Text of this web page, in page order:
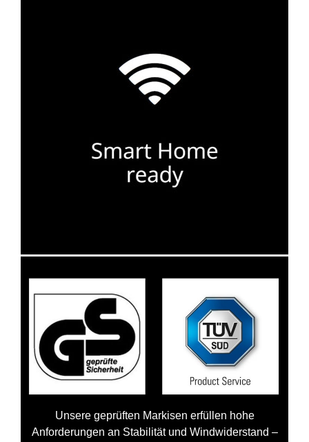
Unsere geprüften Markisen erfüllen hohe
Anforderungen an Stabilität und Windwiderstand –